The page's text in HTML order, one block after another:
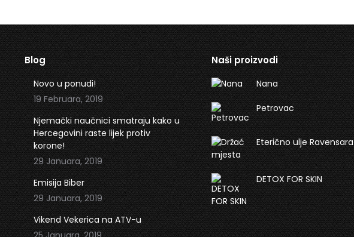
Blog
Novo u ponudi!
19 Februara, 2019
Njemački naučnici smatraju kako u
Hercegovini raste lijek protiv
korone!
29 Januara, 2019
Emisija Biber
29 Januara, 2019
Vikend Vekerica na ATV-u
Naši proizvodi
Nana
Petrovac
Eterično ulje Ravensara
DETOX FOR SKIN